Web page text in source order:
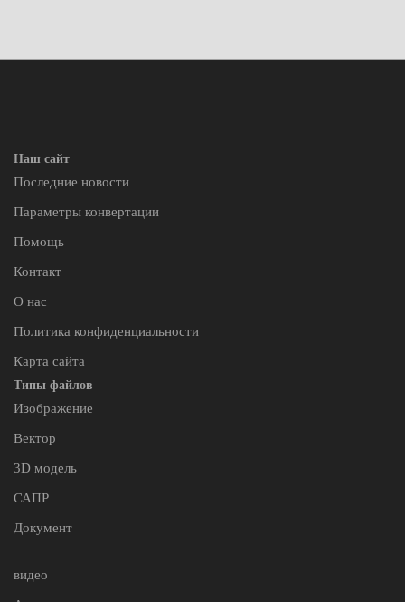
Наш сайт
Последние новости
Параметры конвертации
Помощь
Контакт
О нас
Политика конфиденциальности
Карта сайта
Типы файлов
Изображение
Вектор
3D модель
САПР
Документ
видео